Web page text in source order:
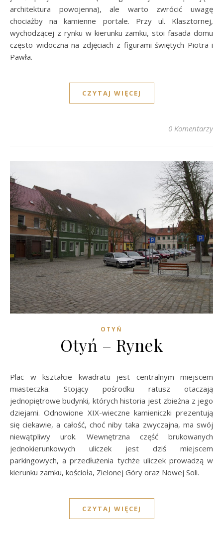
architektura powojenna), ale warto zwrócić uwagę
chociażby na kamienne portale. Przy ul. Klasztornej,
wychodzącej z rynku w kierunku zamku, stoi fasada domu
często widoczna na zdjęciach z figurami świętych Piotra i
Pawła.
CZYTAJ WIĘCEJ
0 Komentarzy
OTYŃ
Otyń – Rynek
Plac w kształcie kwadratu jest centralnym miejscem
miasteczka. Stojący pośrodku ratusz otaczają
jednopiętrowe budynki, których historia jest zbieżna z jego
dziejami. Odnowione XIX-wieczne kamieniczki prezentują
się ciekawie, a całość, choć niby taka zwyczajna, ma swój
niewątpliwy urok. Wewnętrzna część brukowanych
jednokierunkowych uliczek jest dziś miejscem
parkingowych, a przedłużenia tychże uliczek prowadzą w
kierunku zamku, kościoła, Zielonej Góry oraz Nowej Soli.
CZYTAJ WIĘCEJ